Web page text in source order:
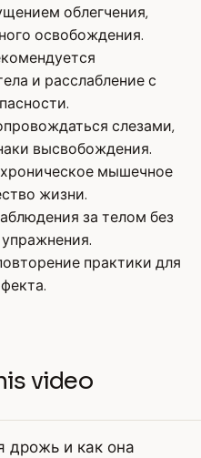
облегчения,
освобождения.
и расслабление с
слезами,
высвобождения.
мышечное
жизни.
за телом без
практики для
video
дрожь и как она